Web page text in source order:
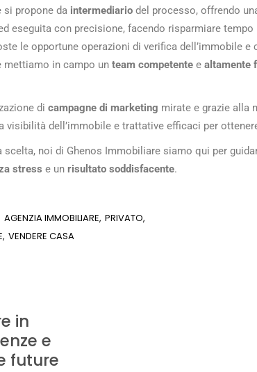
si propone da intermediario del processo, offrendo
eseguita con precisione, facendo risparmiare
le opportune operazioni di verifica dell’immobile
mettiamo in campo un team competente e altamente
di campagne di marketing mirate e grazie alla
visibilità dell’immobile e trattative efficaci per
scelta, noi di Ghenos Immobiliare siamo qui per
stress e un risultato soddisfacente.
AGENZIA IMMOBILIARE PRIVATO
VENDERE CASA
in
e
future